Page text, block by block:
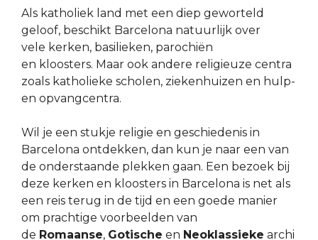
Als katholiek land met een diep geworteld
geloof, beschikt Barcelona natuurlijk over
vele kerken, basilieken, parochiën
en kloosters. Maar ook andere religieuze centra
zoals katholieke scholen, ziekenhuizen en hulp-
en opvangcentra.
Wil je een stukje religie en geschiedenis in
Barcelona ontdekken, dan kun je naar een van
de onderstaande plekken gaan. Een bezoek bij
deze kerken en kloosters in Barcelona is net als
een reis terug in de tijd en een goede manier
om prachtige voorbeelden van
de Romaanse, Gotische en Neoklassieke archi